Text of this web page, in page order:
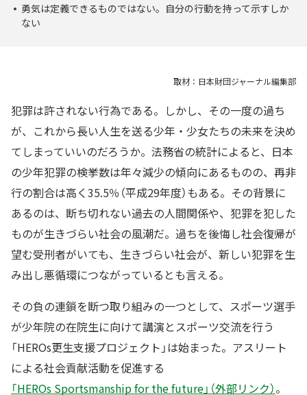
勇気は定義できるものではない。自分の行動を持って示すしか
ない
取材：日本財団ジャーナル編集部
犯罪は許されない行為である。しかし、その一度の過ち
が、これから長い人生を送る少年・少女たちの未来を決め
てしまっていいのだろうか。法務省の統計によると、日本
の少年犯罪の検挙数は年々減少の傾向にあるものの、再非
行の割合は高く35.5％（平成29年度）もある。その背景に
あるのは、断ち切れない過去の人間関係や、犯罪を犯した
ものが生きづらい社会の風潮だ。過ちを後悔し社会復帰が
望む受刑者がいても、生きづらい社会が、新しい犯罪を生
み出し悪循環につながっているとも言える。
その負の連鎖を断つ取り組みの一つとして、スポーツ選手
が少年院の在院生に向けて講演とスポーツ交流を行う
「HEROs更生支援プロジェクト」は始まった。アスリート
による社会貢献活動を促進する
「HEROs Sportsmanship for the future」（外部リンク）。